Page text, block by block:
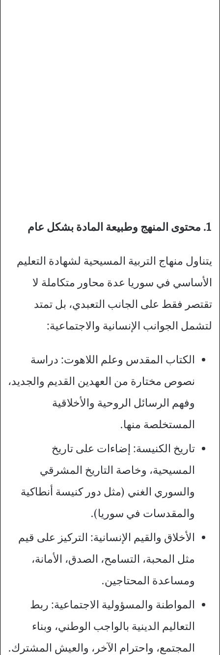
1. محتوى المنهج وطبيعة المادة بشكل عام
يتناول منهاج التربية المسيحية لشهادة التعليم
الأساسي في سوريا عدة محاور متكاملة لا
تقتصر فقط على الجانب التعبدي، بل تمتد
لتشمل الجوانب الإنسانية والاجتماعية:
الكتاب المقدس وعلم اللاهوت: دراسة
نصوص مختارة من العهدين القديم والجديد،
وفهم الرسائل الروحية والأخلاقية
المستخلصة منها.
تاريخ الكنيسة: إضاءات على تاريخ
المسيحية، وخاصة التاريخ المشرقي
والسوري الغني (مثل دور كنيسة أنطاكية
والمقدسات في سوريا).
الأخلاق والقيم الإنسانية: التركيز على قيم
مثل المحبة، التسامح، الصدق، الأمانة،
ومساعدة المحتاجين.
المواطنة والمسؤولية الاجتماعية: ربط
التعاليم الدينية بالواجب الوطني، وبناء
المجتمع، واحترام الآخر، والعيش المشترك.